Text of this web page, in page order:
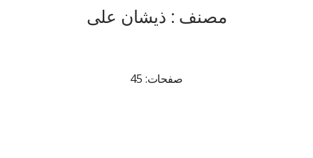
مصنف : ذیشان علی
صفحات: 45